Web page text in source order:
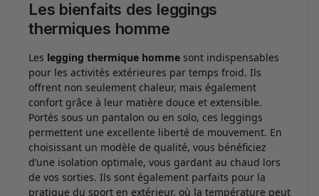
Les bienfaits des leggings
thermiques homme
Les legging thermique homme sont indispensables
pour les activités extérieures par temps froid. Ils
offrent non seulement chaleur, mais également
confort grâce à leur matière douce et extensible.
Portés sous un pantalon ou en solo, ces leggings
permettent une excellente liberté de mouvement. En
choisissant un modèle de qualité, vous bénéficiez
d’une isolation optimale, vous gardant au chaud lors
de vos sorties. Ils sont également parfaits pour la
pratique du sport en extérieur, où la température peut